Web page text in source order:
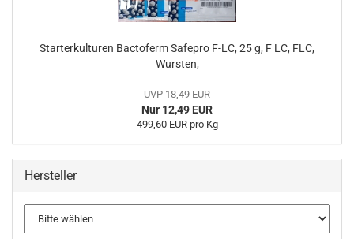
Starterkulturen Bactoferm Safepro F-LC, 25 g, F LC, FLC,
Wursten,
UVP 18,49 EUR
Nur 12,49 EUR
499,60 EUR pro Kg
Hersteller